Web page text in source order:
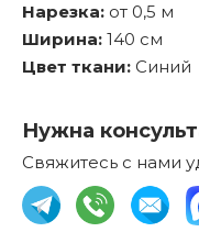
Нарезка: от 0,5 м
Ширина: 140 см
Цвет ткани: Синий
Нужна
Свяжитесь с нами